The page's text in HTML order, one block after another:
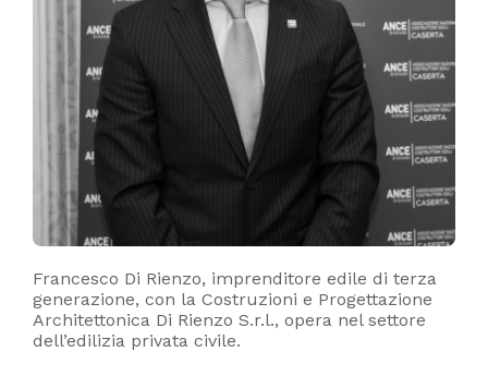
Francesco Di Rienzo, imprenditore edile di terza
generazione, con la Costruzioni e Progettazione
Architettonica Di Rienzo S.r.l., opera nel settore
dell’edilizia privata civile.